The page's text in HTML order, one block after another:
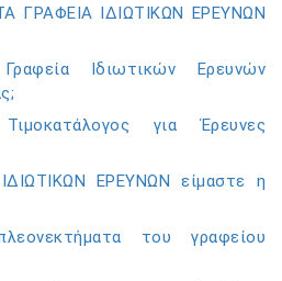
ΓΡΑΦΕΙΑ ΙΔΙΩΤΙΚΩΝ ΕΡΕΥΝΩΝ
Ιδιωτικών Ερευνών
για Έρευνες
ΕΡΕΥΝΩΝ είμαστε η
του γραφείου